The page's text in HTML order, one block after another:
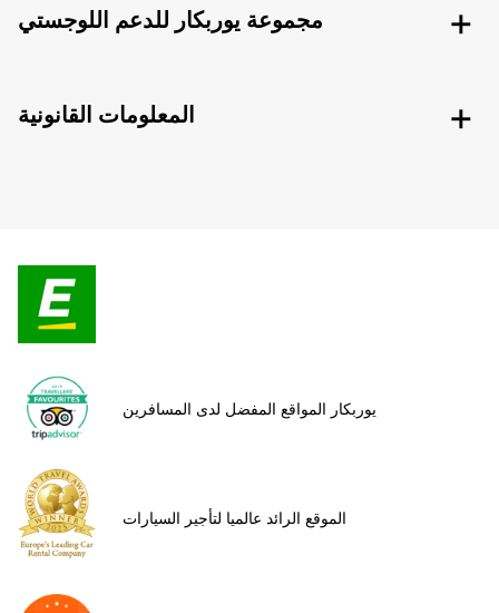
مجموعة يوربكار للدعم اللوجستي
المعلومات القانونية
يوربكار المواقع المفضل لدى المسافرين
الموقع الرائد عالميا لتأجير السيارات